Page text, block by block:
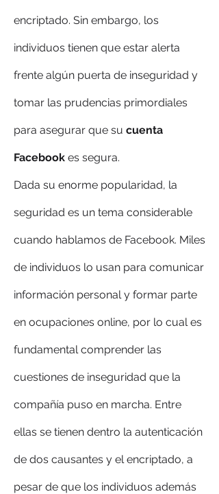
encriptado. Sin embargo, los
individuos tienen que estar alerta
frente algún puerta de inseguridad y
tomar las prudencias primordiales
para asegurar que su cuenta
Facebook es segura.
Dada su enorme popularidad, la
seguridad es un tema considerable
cuando hablamos de Facebook. Miles
de individuos lo usan para comunicar
información personal y formar parte
en ocupaciones online, por lo cual es
fundamental comprender las
cuestiones de inseguridad que la
compañía puso en marcha. Entre
ellas se tienen dentro la autenticación
de dos causantes y el encriptado, a
pesar de que los individuos además